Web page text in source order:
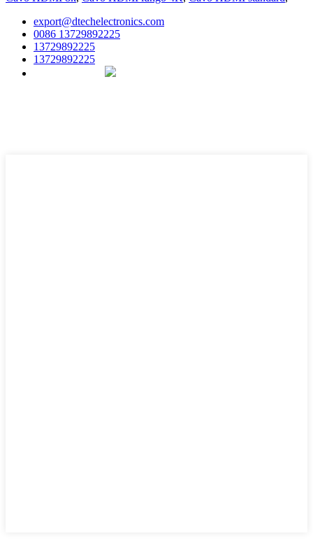
export@dtechelectronics.com
0086 13729892225
13729892225
13729892225